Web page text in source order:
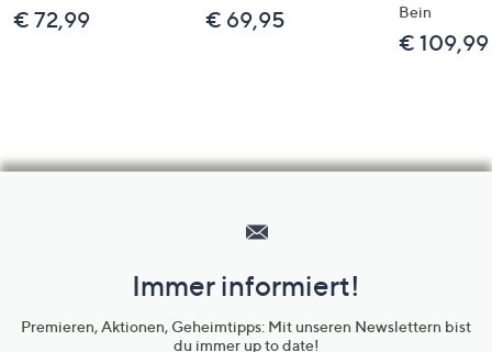
€ 72,99 € 69,95
Bein
€ 109,99
Unternehmensinformationen
Immer informiert!
Premieren, Aktionen, Geheimtipps: Mit unseren Newslettern bist
du immer up to date!